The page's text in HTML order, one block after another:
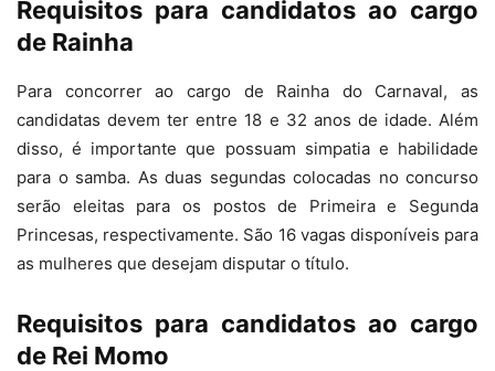
Requisitos para candidatos ao cargo
de Rainha
Para concorrer ao cargo de Rainha do Carnaval, as
candidatas devem ter entre 18 e 32 anos de idade. Além
disso, é importante que possuam simpatia e habilidade
para o samba. As duas segundas colocadas no concurso
serão eleitas para os postos de Primeira e Segunda
Princesas, respectivamente. São 16 vagas disponíveis para
as mulheres que desejam disputar o título.
Requisitos para candidatos ao cargo
de Rei Momo